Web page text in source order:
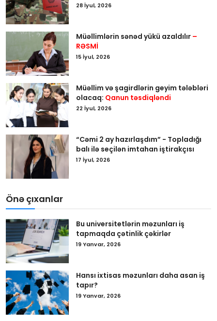
28 İyul, 2026
Müəllimlərin sənəd yükü azaldılır –
RƏSMİ
15 İyul, 2026
Müəllim və şagirdlərin geyim tələbləri
olacaq: Qanun təsdiqləndi
22 İyul, 2026
“Cəmi 2 ay hazırlaşdım” - Topladığı
balı ilə seçilən imtahan iştirakçısı
17 İyul, 2026
Önə çıxanlar
Bu universitetlərin məzunları iş
tapmaqda çətinlik çəkirlər
19 Yanvar, 2026
Hansı ixtisas məzunları daha asan iş
tapır?
19 Yanvar, 2026